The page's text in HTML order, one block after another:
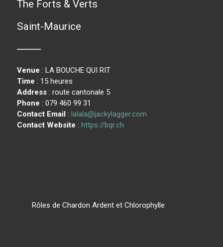
The Forts & Verts
Saint-Maurice
Venue : LA BOUCHE QUI RIT
Time : 15 heures
Address : route cantonale 5
Phone : 079 460 99 31
Contact Email :lalala@jackylagger.com
Contact Website :https://bqr.ch
Rôles de Chardon Ardent et Chlorophylle